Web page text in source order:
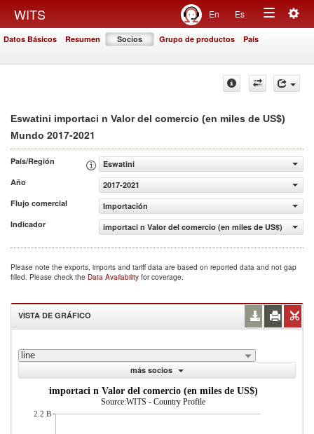
WITS En Es
Toggle
Datos Básicos Resumen Socios Grupo de productos País
Eswatini importaci n Valor del comercio (en miles de US$)
Mundo 2017-2021
País/Región
Eswatini
Año
2017-2021
Flujo comercial
Importación
Indicador
importaci n Valor del comercio (en miles de US$)
Please note the exports, imports and tariff data are based on reported data and not gap
filled. Please check the Data Availability for coverage.
VISTA DE GRÁFICO
line
más socios
importaci n Valor del comercio (en miles de US$)
Source:WITS - Country Profile
2.2 B